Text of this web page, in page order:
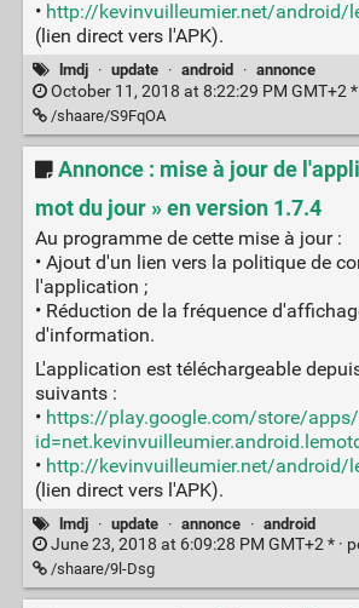
• http://kevinvuilleumier.net/android/
(lien direct vers l'APK).
lmdj · update · android · annonce
October 11, 2018 at 8:22:29 PM GMT+2 *
/shaare/S9FqOA
Annonce : mise à jour de
mot du jour » en version 1.7.4
Au programme de cette mise à jour :
• Ajout d'un lien vers la politique de
l'application ;
• Réduction de la fréquence
d'information.
L'application est téléchargeable
suivants :
• https://play.google.com/store/
• http://kevinvuilleumier.net/android/
(lien direct vers l'APK).
lmdj · update · annonce · android
June 23, 2018 at 6:09:28 PM GMT+2 * ·
/shaare/9l-Dsg